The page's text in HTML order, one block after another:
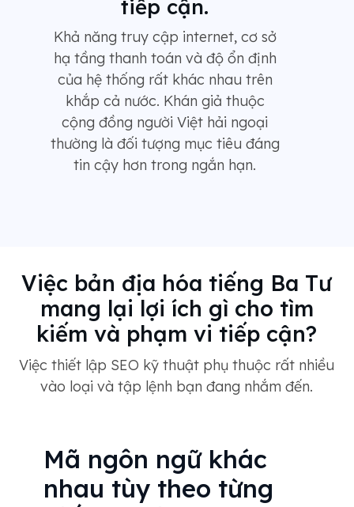
tiếp cận.
Khả năng truy cập internet, cơ sở
hạ tầng thanh toán và độ ổn định
của hệ thống rất khác nhau trên
khắp cả nước. Khán giả thuộc
cộng đồng người Việt hải ngoại
thường là đối tượng mục tiêu đáng
tin cậy hơn trong ngắn hạn.
Việc bản địa hóa tiếng Ba Tư
mang lại lợi ích gì cho tìm
kiếm và phạm vi tiếp cận?
Việc thiết lập SEO kỹ thuật phụ thuộc rất nhiều
vào loại và tập lệnh bạn đang nhắm đến.
Mã ngôn ngữ khác
nhau tùy theo từng